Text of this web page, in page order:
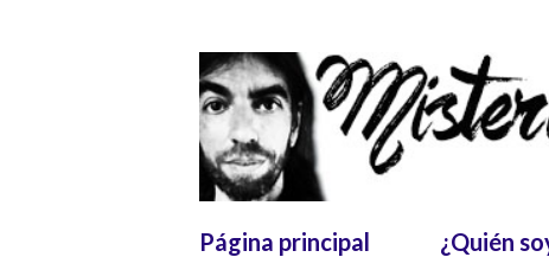
Página principal ¿Quién